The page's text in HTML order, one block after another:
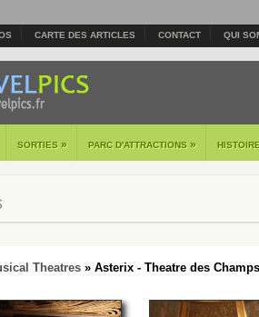
CARTE DES ARTICLES CONTACT QUI
SORTIES » PARC D'ATTRACTIONS »
Theatres » Asterix - Theatre des